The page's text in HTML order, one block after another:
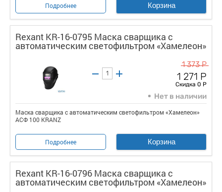
Подробнее Корзина
Rexant KR-16-0795 Маска сварщика с
автоматическим светофильтром «Хамелеон»
1 373 Р
1 271 Р
Скидка 0 Р
Нет в наличии
Маска сварщика с автоматическим светофильтром «Хамелеон»
АСФ 100 KRANZ
Подробнее Корзина
Rexant KR-16-0796 Маска сварщика с
автоматическим светофильтром «Хамелеон»